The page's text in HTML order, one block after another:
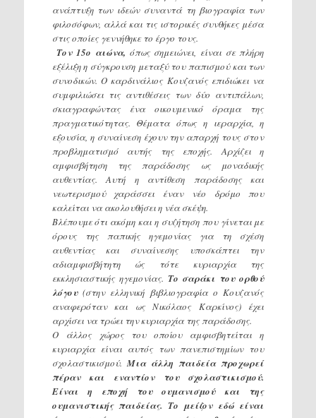
ανάπτυξη των ιδεών συναντά τη βιογραφία των
φιλοσόφων, αλλά και τις ιστορικές συνθήκες μέσα
στις οποίες γεννήθηκε το έργο τους.
Τον 15ο αιώνα, όπως σημειώνει, είναι σε πλήρη
εξέλιξη η σύγκρουση μεταξύ του παπισμού και των
συνοδικών. Ο καρδινάλιος Κουζανός επιδιώκει να
συμφιλιώσει τις αντιθέσεις των δύο αντιπάλων,
σκιαγραφώντας ένα οικουμενικό όραμα της
πραγματικότητας. Θέματα όπως η ιεραρχία, η
εξουσία, η συναίνεση έχουν την απαρχή τους στον
προβληματισμό αυτής της εποχής. Αρχίζει η
αμφισβήτηση της παράδοσης ως μοναδικής
αυθεντίας. Αυτή η αντίθεση παράδοσης και
νεωτερισμού χαράσσει έναν νέο δρόμο που
καλείται να ακολουθήσει η νέα σκέψη.
Βλέπουμε ότι ακόμη και η συζήτηση που γίνεται με
όρους της παπικής ηγεμονίας για τη σχέση
αυθεντίας και συναίνεσης υποσκάπτει την
αδιαμφισβήτητη ώς τότε κυριαρχία της
εκκλησιαστικής ηγεμονίας. Το σαράκι του ορθού
λόγου(στην ελληνική βιβλιογραφία ο Κουζανός
αναφερόταν και ως Νικόλαος Καρκίνος) έχει
αρχίσει να τρώει την κυριαρχία της παράδοσης.
Ο άλλος χώρος του οποίου αμφισβητείται η
κυριαρχία είναι αυτός των πανεπιστημίων του
σχολαστικισμού. Μια άλλη παιδεία προχωρεί
πέραν και εναντίον του σχολαστικισμού.
Είναι η εποχή του ουμανισμού και της
ουμανιστικής παιδείας. Το μείζον εδώ είναι